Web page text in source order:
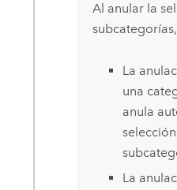
Al anular la
La
una
anula
La